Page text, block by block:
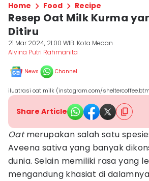
Home Food Recipe
Resep Oat Milk Kurma
Ditiru
21 Mar 2024, 21:00 WIB Kota Medan
Alvina Putri Rahmanita
News Channel
iluatrasi oat milk (instagram.com/
Share Article
Oatmerupakan salah satu
Aveena sativa yang banyak
dunia. Selain memiliki rasa yang
mengandung khasiat di